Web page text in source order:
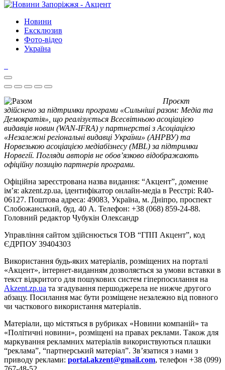
Новини
Ексклюзив
Фото-відео
Україна
Проєкт
здійснено за підтримки програми «Сильніші разом: Медіа та
Демократія», що реалізується Всесвітньою асоціацією
видавців новин (WAN-IFRA) у партнерстві з Асоціацією
«Незалежні регіональні видавці України» (АНРВУ) та
Норвезькою асоціацією медіабізнесу (MBL) за підтримки
Норвегії. Погляди авторів не обов’язково відображають
офіційну позицію партнерів програми.
Офіційна зареєстрована назва видання: “Акцент”, доменне
ім’я: akzent.zp.ua, ідентифікатор онлайн-медіа в Реєстрі: R40-
06127. Поштова адреса: 49083, Україна, м. Дніпро, проспект
Слобожанський, буд. 40 А. Телефон: +38 (068) 859-24-88.
Головний редактор Чубукін Олександр
Управління сайтом здійснюється ТОВ “ГПП Акцент”, код
ЄДРПОУ 39404303
Використання будь-яких матеріалів, розміщених на порталі
«Акцент», інтернет-виданням дозволяється за умови вставки в
текст відкритого для пошукових систем гіперпосилання на
Akzent.zp.ua та згадування першоджерела не нижче другого
абзацу. Посилання має бути розміщене незалежно від повного
чи часткового використання матеріалів.
Матеріали, що містяться в рубриках «Новини компаній» та
«Політичні новини», розміщені на правах реклами. Також для
маркування рекламних матеріалів використвуються плашки
“реклама”, “партнерський матеріал”. Зв’язатися з нами з
приводу реклами: portal.akzent@gmail.com, телефон +38 (099)